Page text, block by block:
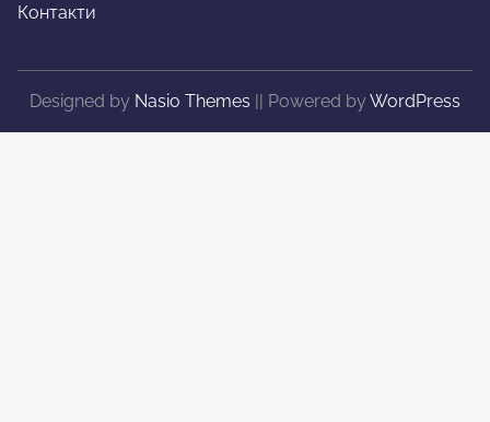
Контакти
Designed by Nasio Themes || Powered by WordPress